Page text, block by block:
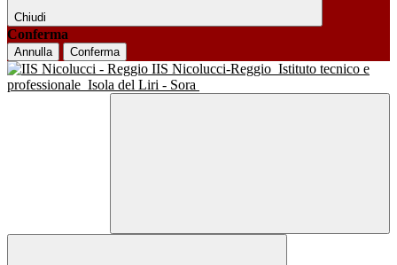
Chiudi
Conferma
Annulla Conferma
IIS Nicolucci-Reggio Istituto tecnico e
professionale Isola del Liri - Sora